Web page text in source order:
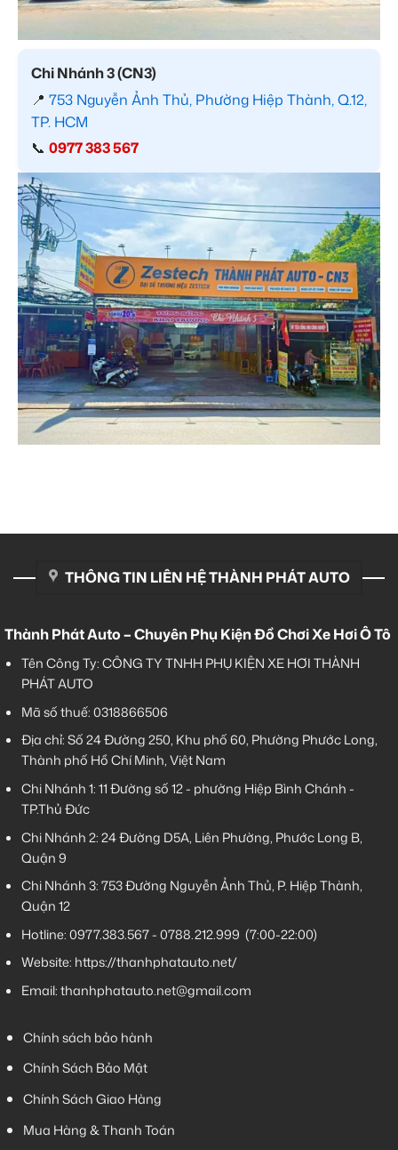
Chi Nhánh 3 (CN3)
📍 753 Nguyễn Ảnh Thủ, Phường Hiệp Thành, Q.12,
TP. HCM
📞 0977 383 567
THÔNG TIN LIÊN HỆ THÀNH PHÁT AUTO
Thành Phát Auto – Chuyên Phụ Kiện Đồ Chơi Xe Hơi Ô Tô
Tên Công Ty: CÔNG TY TNHH PHỤ KIỆN XE HƠI THÀNH
PHÁT AUTO
Mã số thuế: 0318866506
Địa chỉ: Số 24 Đường 250, Khu phố 60, Phường Phước Long,
Thành phố Hồ Chí Minh, Việt Nam
Chi Nhánh 1:11 Đường số 12 - phường Hiệp Bình Chánh -
TP.Thủ Đức
Chi Nhánh 2:24 Đường D5A, Liên Phường, Phước Long B,
Quận 9
Chi Nhánh 3:753 Đường Nguyễn Ảnh Thủ, P. Hiệp Thành,
Quận 12
Hotline:0977.383.567-0788.212.999 (7:00-22:00)
Website: https://thanhphatauto.net/
Email:thanhphatauto.net@gmail.com
Chính sách bảo hành
Chính Sách Bảo Mật
Chính Sách Giao Hàng
Mua Hàng & Thanh Toán